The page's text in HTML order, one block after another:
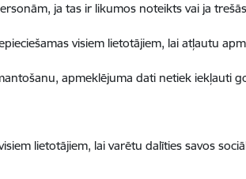
ja tas ir likumos noteikts vai ja
visiem lietotājiem, lai atļautu
apmeklējuma dati netiek iekļauti
lietotājiem, lai varētu dalīties savos